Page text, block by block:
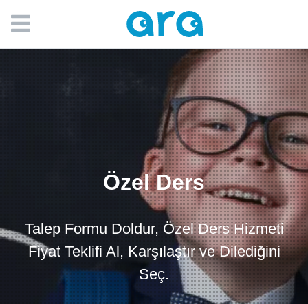
Özel Ders
Talep Formu Doldur, Özel Ders Hizmeti
Fiyat Teklifi Al, Karşılaştır ve Dilediğini
Seç.